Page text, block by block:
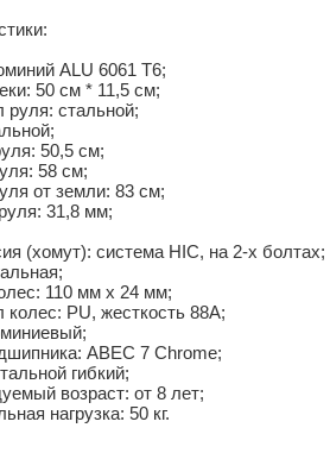
ALU 6061 Т6;
50 см * 11,5 см;
руля: стальной;
50,5 см;
58 см;
от земли: 83 см;
31,8 мм;
(хомут): система HIC, на 2-х болтах;
110 мм х 24 мм;
колес: PU, жесткость 88A;
ABEC 7 Chrome;
гибкий;
возраст: от 8 лет;
нагрузка: 50 кг.